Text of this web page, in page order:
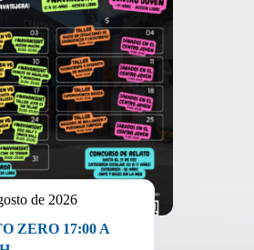
de 2026
ZERO 17:00 A